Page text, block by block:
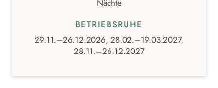
Nächte
BETRIEBSRUHE
29.11.–26.12.2026, 28.02.–19.03.2027,
28.11.–26.12.2027